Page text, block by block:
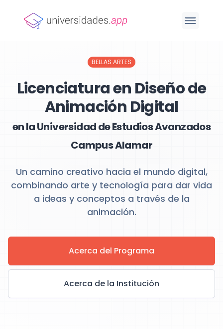
BELLAS ARTES
Licenciatura en Diseño de
Animación Digital
en la Universidad de Estudios Avanzados
Campus Alamar
Un camino creativo hacia el mundo digital,
combinando arte y tecnología para dar vida
a ideas y conceptos a través de la
animación.
Acerca del Programa
Acerca de la Institución